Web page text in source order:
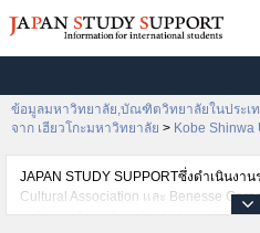
ข้อมูลมหาวิทยาลัย,บัณฑิตวิทยาลัยในประเ
จาก เฮียวโกะมหาวิทยาลัย > Kobe Shinwa
JAPAN STUDY SUPPORTซึ่งดำเนินงา
Cultural Association และ Benesse
ระดับมหาวิทยาลัย・บัณฑิตวิทยาลัย・วิ